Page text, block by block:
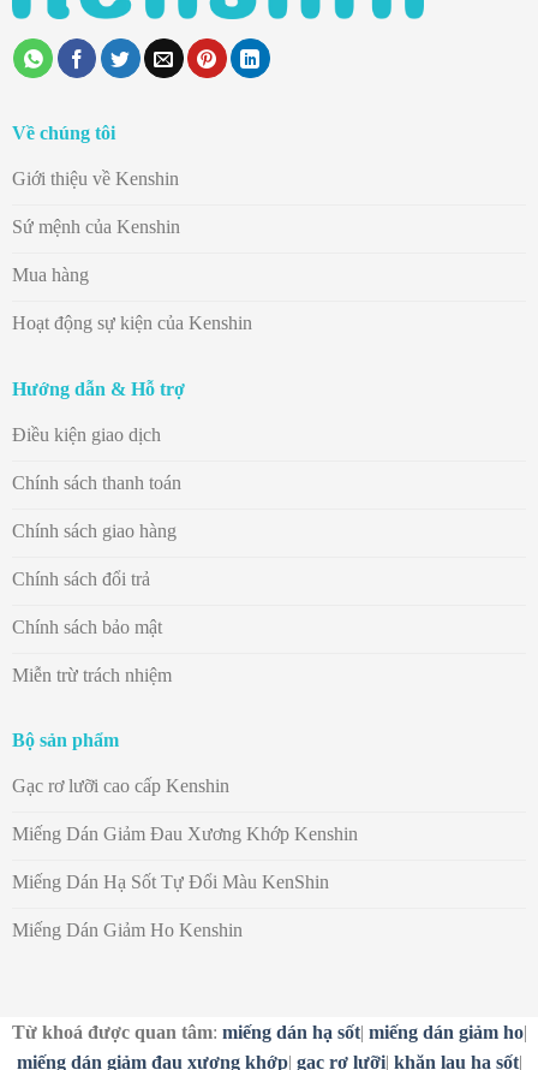
Về chúng tôi
Giới thiệu về Kenshin
Sứ mệnh của Kenshin
Mua hàng
Hoạt động sự kiện của Kenshin
Hướng dẫn & Hỗ trợ
Điều kiện giao dịch
Chính sách thanh toán
Chính sách giao hàng
Chính sách đổi trả
Chính sách bảo mật
Miễn trừ trách nhiệm
Bộ sản phẩm
Gạc rơ lưỡi cao cấp Kenshin
Miếng Dán Giảm Đau Xương Khớp Kenshin
Miếng Dán Hạ Sốt Tự Đổi Màu KenShin
Miếng Dán Giảm Ho Kenshin
Từ khoá được quan tâm: miếng dán hạ sốt| miếng dán giảm ho|
miếng dán giảm đau xương khớp| gạc rơ lưỡi| khăn lau hạ sốt|